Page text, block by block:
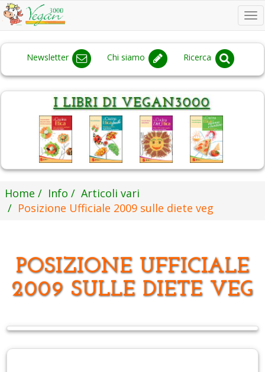
Newsletter Chi siamo Ricerca
Home Info
Articoli vari
Posizione Ufficiale 2009 sulle diete veg
POSIZIONE UFFICIALE
2009 SULLE DIETE VEG